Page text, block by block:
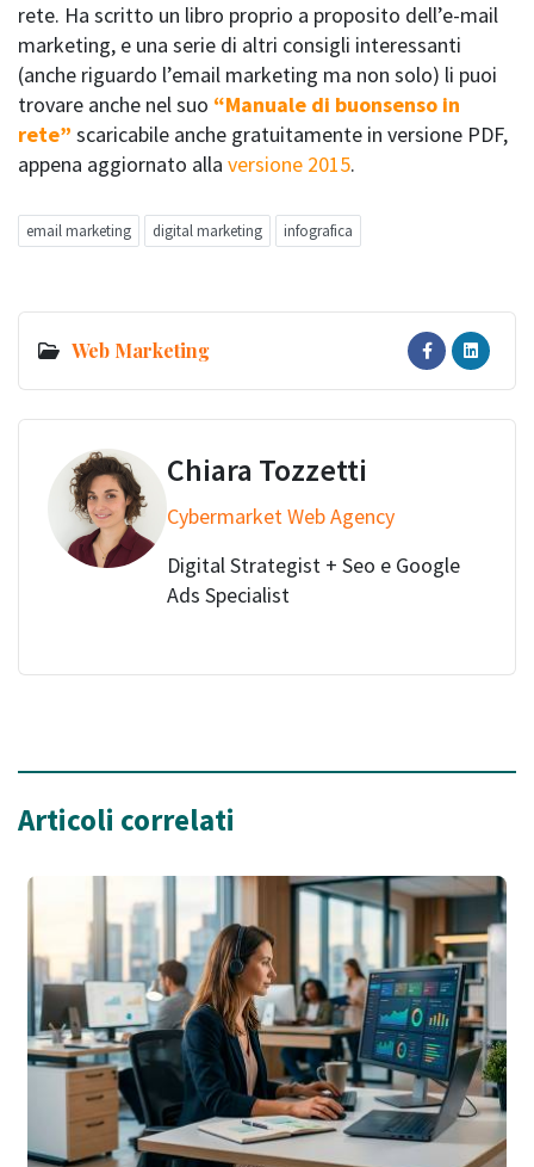
rete. Ha scritto un libro proprio a proposito dell’e-mail
marketing, e una serie di altri consigli interessanti
(anche riguardo l’email marketing ma non solo) li puoi
trovare anche nel suo “Manuale di buonsenso in
rete” scaricabile anche gratuitamente in versione PDF,
appena aggiornato alla versione 2015.
email marketing digital marketing infografica
Web Marketing
Chiara Tozzetti
Cybermarket Web Agency
Digital Strategist + Seo e Google
Ads Specialist
Articoli correlati